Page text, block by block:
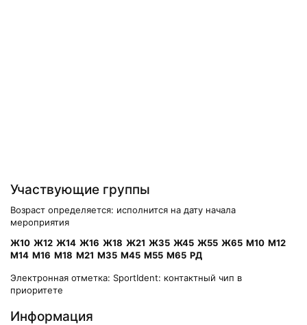
Участвующие группы
Возраст определяется: исполнится на дату начала
мероприятия
Ж10 Ж12 Ж14 Ж16 Ж18 Ж21 Ж35 Ж45 Ж55 Ж65 М10 М12
М14 М16 М18 М21 М35 М45 М55 М65 РД
Электронная отметка: SportIdent: контактный чип в
приоритете
Информация